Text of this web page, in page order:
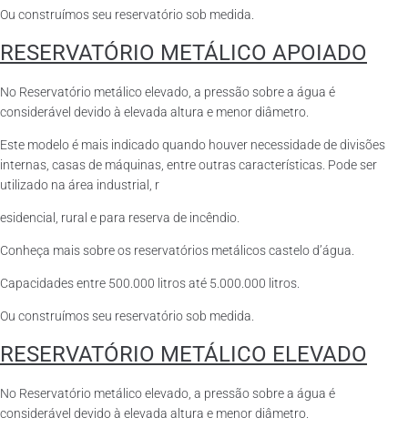
Ou construímos seu reservatório sob medida.
RESERVATÓRIO METÁLICO APOIADO
No Reservatório metálico elevado, a pressão sobre a água é
considerável devido à elevada altura e menor diâmetro.
Este modelo é mais indicado quando houver necessidade de divisões
internas, casas de máquinas, entre outras características. Pode ser
utilizado na área industrial, r
esidencial, rural e para reserva de incêndio.
Conheça mais sobre os reservatórios metálicos castelo d’água.
Capacidades entre 500.000 litros até 5.000.000 litros.
Ou construímos seu reservatório sob medida.
RESERVATÓRIO METÁLICO ELEVADO
No Reservatório metálico elevado, a pressão sobre a água é
considerável devido à elevada altura e menor diâmetro.